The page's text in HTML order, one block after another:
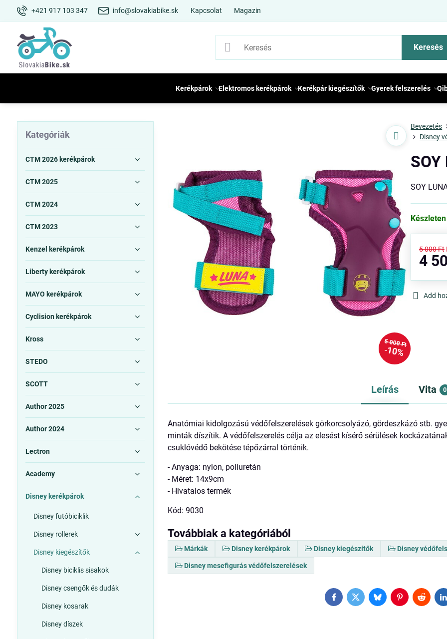
+421 917 103 347 info@slovakiabike.sk Kapcsolat Magazin
Keresés
Kerékpárok Elektromos kerékpárok Kerékpár kiegészítők Gyerek felszerelés
5 000 Ft
10%
Bevezetés
Disney
SOY
Készleten
5 000 Ft
4
Add
Leírás Vita 0
Anatómiai kidolgozású védőfelszerelések görkorcsolyázó, gördeszkázó stb.
minták díszítik. A védőfelszerelés célja az elesést kísérő sérülések
csuklóvédő bekötése tépőzárral történik.
- Anyaga: nylon, poliuretán
- Méret: 14x9cm
- Hivatalos termék
Kód: 9030
Továbbiak a kategóriából
Márkák Disney kerékpárok Disney kiegészítők Disney
Disney mesefigurás védőfelszerelések
FacebookTwitterBlueskyPinterestReddit
Kategóriák
CTM 2026 kerékpárok
CTM 2025
CTM 2024
CTM 2023
Kenzel kerékpárok
Liberty kerékpárok
MAYO kerékpárok
Cyclision kerékpárok
Kross
STEDO
SCOTT
Author 2025
Author 2024
Lectron
Academy
Disney kerékpárok
Disney futóbiciklik
Disney rollerek
Disney kiegészítők
Disney biciklis sisakok
Disney csengők és dudák
Disney kosarak
Disney díszek